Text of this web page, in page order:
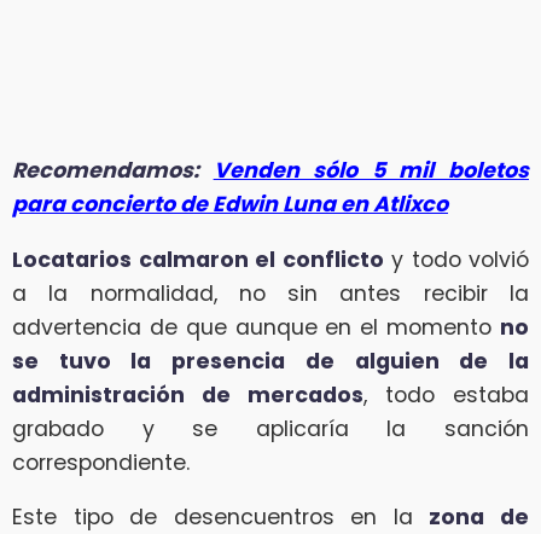
Recomendamos: Venden sólo 5 mil boletos
para concierto de Edwin Luna en Atlixco
Locatarios calmaron el conflicto y todo volvió
a la normalidad, no sin antes recibir la
advertencia de que aunque en el momento no
se tuvo la presencia de alguien de la
administración de mercados, todo estaba
grabado y se aplicaría la sanción
correspondiente.
Este tipo de desencuentros en la zona de